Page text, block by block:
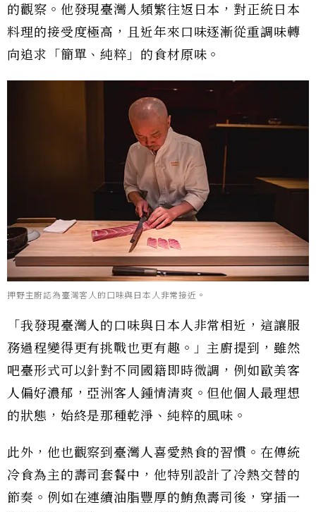
的觀察。他發現臺灣人頻繁往返日本，對正統日本
料理的接受度極高，且近年來口味逐漸從重調味轉
向追求「簡單、純粹」的食材原味。
押野主廚認為臺灣客人的口味與日本人非常接近。
「我發現臺灣人的口味與日本人非常相近，這讓服
務過程變得更有挑戰也更有趣。」主廚提到，雖然
吧臺形式可以針對不同國籍即時微調，例如歐美客
人偏好濃郁，亞洲客人鍾情清爽。但他個人最理想
的狀態，始終是那種乾淨、純粹的風味。
此外，他也觀察到臺灣人喜愛熱食的習慣。在傳統
冷食為主的壽司套餐中，他特別設計了冷熱交替的
節奏。例如在連續油脂豐厚的鮪魚壽司後，穿插一